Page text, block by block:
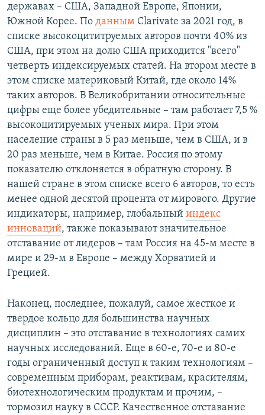
державах – США, Западной Европе, Японии,
Южной Корее. По данным Clarivate за 2021 год, в
списке высокоцититруемых авторов почти 40% из
США, при этом на долю США приходится "всего"
четверть индексируемых статей. На втором месте в
этом списке материковый Китай, где около 14%
таких авторов. В Великобритании относительные
цифры еще более убедительные – там работает 7,5 %
высокоцитируемых ученых мира. При этом
население страны в 5 раз меньше, чем в США, и в
20 раз меньше, чем в Китае. Россия по этому
показателю отклоняется в обратную сторону. В
нашей стране в этом списке всего 6 авторов, то есть
менее одной десятой процента от мирового. Другие
индикаторы, например, глобальный индекс
инноваций, также показывают значительное
отставание от лидеров – там Россия на 45-м месте в
мире и 29-м в Европе – между Хорватией и
Грецией.
Наконец, последнее, пожалуй, самое жесткое и
твердое кольцо для большинства научных
дисциплин – это отставание в технологиях самих
научных исследований. Еще в 60-е, 70-е и 80-е
годы ограниченный доступ к таким технологиям –
современным приборам, реактивам, красителям,
биотехнологическим продуктам и прочим, –
тормозил науку в СССР. Качественное отставание